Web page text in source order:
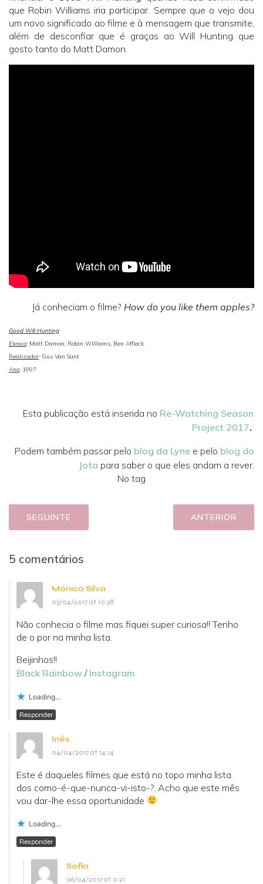
que Robin Williams iria participar. Sempre que o vejo dou
um novo significado ao filme e à mensagem que transmite,
além de desconfiar que é graças ao Will Hunting que
gosto tanto do Matt Damon.
Já conheciam o filme? How do you like them apples?
Good Will Hunting
Elenco: Matt Damon, Robin Williams, Ben Affleck
Realizador: Gus Van Sant
Ano: 1997
Esta publicação está inserida no Re-Watching Season
Project 2017.
Podem também passar pelo blog da Lyne e pelo blog do
Jota para saber o que eles andam a rever.
No tag
SEGUINTE ANTERIOR
5 comentários
Mónica Silva
03/04/2017 at 10:28
Não conhecia o filme mas fiquei super curiosa!! Tenho
de o por na minha lista.
Beijinhos!!
Black Rainbow / Instagram
Loading...
Responder
Inês
04/04/2017 at 14:14
Este é daqueles filmes que está no topo minha lista
dos como-é-que-nunca-vi-isto-?. Acho que este mês
vou dar-lhe essa oportunidade
Loading...
Responder
Sofia
06/04/2017 at 0:21